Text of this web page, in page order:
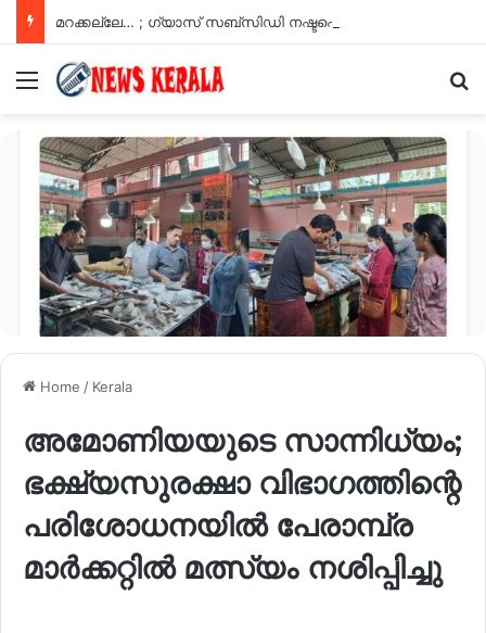
Menu
Home / Kerala
അമോണിയയുടെ സാന്നിധ്യം;
ഭക്ഷ്യസുരക്ഷാ വിഭാഗത്തിന്റെ
പരിശോധനയില്‍ പേരാമ്പ്ര
മാര്‍ക്കറ്റില്‍ മത്സ്യം നശിപ്പിച്ചു